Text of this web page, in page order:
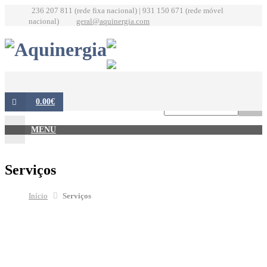
236 207 811 (rede fixa nacional) | 931 150 671 (rede móvel
nacional)
geral@aquinergia.com
0.00€
MENU
Serviços
Início Serviços